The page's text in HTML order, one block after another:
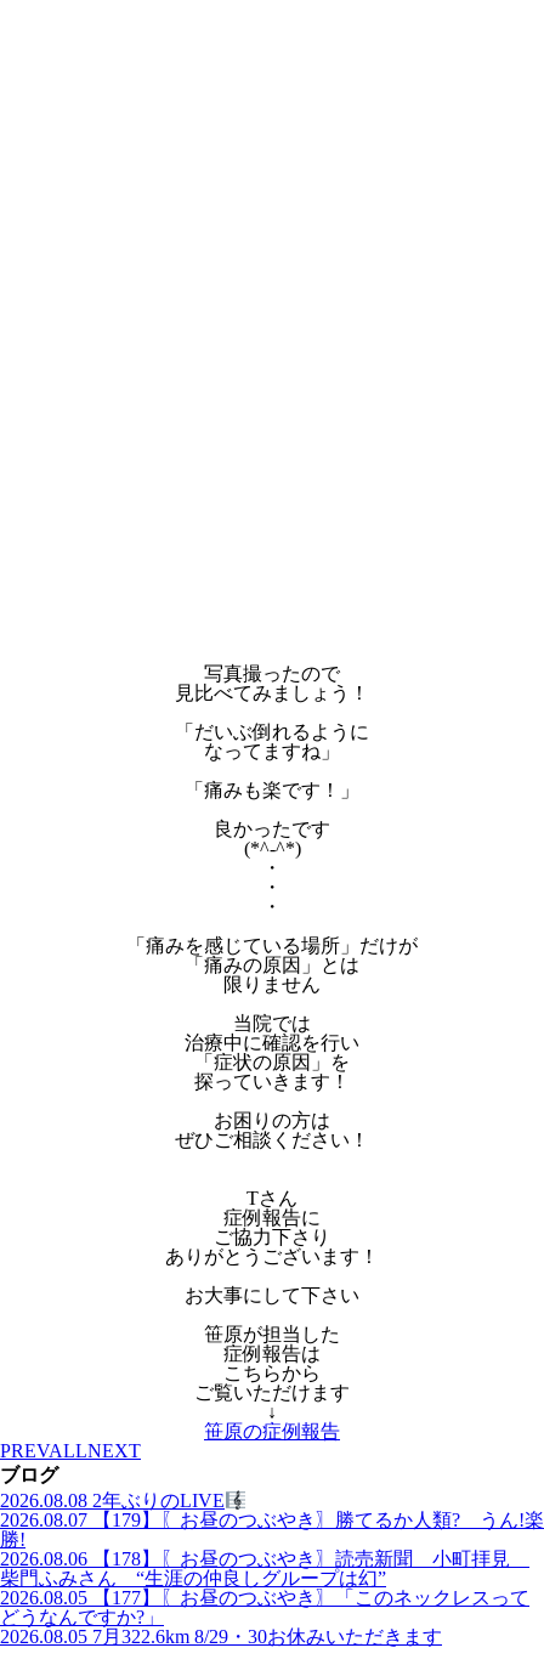
写真撮ったので
見比べてみましょう！
「だいぶ倒れるように
なってますね」
「痛みも楽です！」
良かったです
(*^-^*)
・
・
・
「痛みを感じている場所」だけが
「痛みの原因」とは
限りません
当院では
治療中に確認を行い
「症状の原因」を
探っていきます！
お困りの方は
ぜひご相談ください！
Tさん
症例報告に
ご協力下さり
ありがとうございます！
お大事にして下さい
笹原が担当した
症例報告は
こちらから
ご覧いただけます
↓
笹原の症例報告
PREVALLNEXT
ブログ
2026.08.08 2年ぶりのLIVE
2026.08.07
【179】〖お昼のつぶやき〗勝てるか人類? うん!楽
勝!
2026.08.06
【178】〖お昼のつぶやき〗読売新聞 小町拝見
柴門ふみさん “生涯の仲良しグループは幻”
2026.08.05
【177】〖お昼のつぶやき〗「このネックレスって
どうなんですか?」
2026.08.05 7月322.6km 8/29・30お休みいただきます